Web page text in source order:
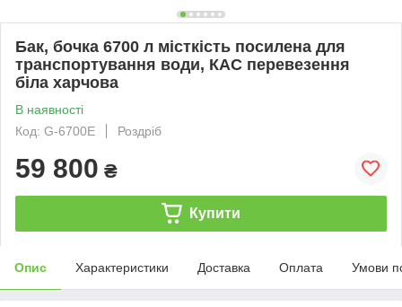
Бак, бочка 6700 л місткість посилена для
транспортування води, КАС перевезення
біла харчова
В наявності
Код: G-6700Е
Роздріб
59 800 ₴
Купити
Опис Характеристики Доставка Оплата Умови